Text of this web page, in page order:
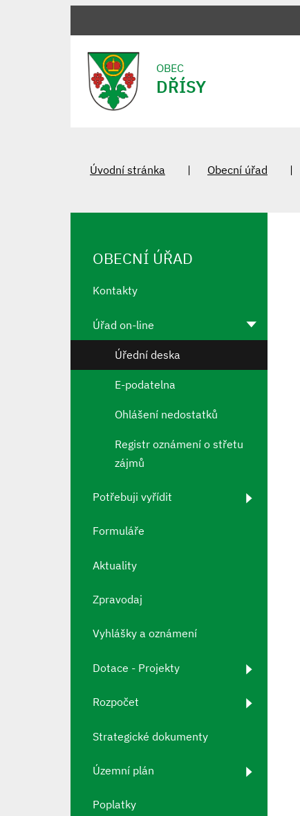
OBEC
DŘÍSY
Úvodní stránka Obecní úřad
OBECNÍ ÚŘAD
Kontakty
Úřad on-line
Úřední deska
E-podatelna
Ohlášení nedostatků
Registr oznámení o střetu
zájmů
Potřebuji vyřídit
Formuláře
Aktuality
Zpravodaj
Vyhlášky a oznámení
Dotace - Projekty
Rozpočet
Strategické dokumenty
Územní plán
Poplatky